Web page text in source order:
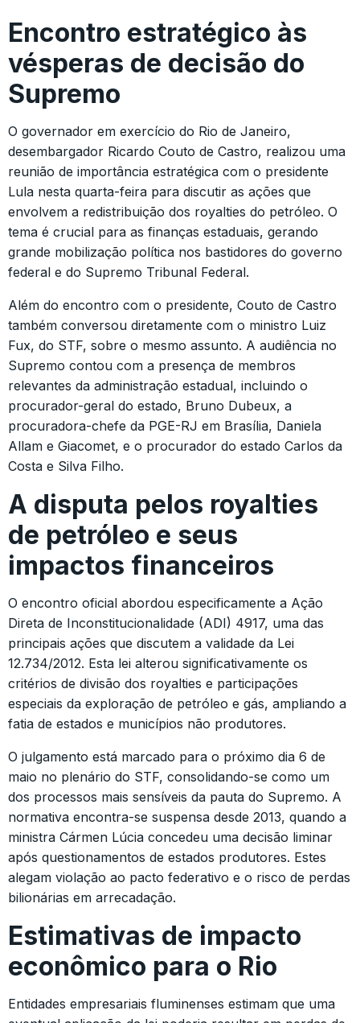
Encontro estratégico às
vésperas de decisão do
Supremo
O governador em exercício do Rio de Janeiro,
desembargador Ricardo Couto de Castro, realizou uma
reunião de importância estratégica com o presidente
Lula nesta quarta-feira para discutir as ações que
envolvem a redistribuição dos royalties do petróleo. O
tema é crucial para as finanças estaduais, gerando
grande mobilização política nos bastidores do governo
federal e do Supremo Tribunal Federal.
Além do encontro com o presidente, Couto de Castro
também conversou diretamente com o ministro Luiz
Fux, do STF, sobre o mesmo assunto. A audiência no
Supremo contou com a presença de membros
relevantes da administração estadual, incluindo o
procurador-geral do estado, Bruno Dubeux, a
procuradora-chefe da PGE-RJ em Brasília, Daniela
Allam e Giacomet, e o procurador do estado Carlos da
Costa e Silva Filho.
A disputa pelos royalties
de petróleo e seus
impactos financeiros
O encontro oficial abordou especificamente a Ação
Direta de Inconstitucionalidade (ADI) 4917, uma das
principais ações que discutem a validade da Lei
12.734/2012. Esta lei alterou significativamente os
critérios de divisão dos royalties e participações
especiais da exploração de petróleo e gás, ampliando a
fatia de estados e municípios não produtores.
O julgamento está marcado para o próximo dia 6 de
maio no plenário do STF, consolidando-se como um
dos processos mais sensíveis da pauta do Supremo. A
normativa encontra-se suspensa desde 2013, quando a
ministra Cármen Lúcia concedeu uma decisão liminar
após questionamentos de estados produtores. Estes
alegam violação ao pacto federativo e o risco de perdas
bilionárias em arrecadação.
Estimativas de impacto
econômico para o Rio
Entidades empresariais fluminenses estimam que uma